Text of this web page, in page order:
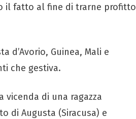
il fatto al fine di trarne profitto
d’Avorio, Guinea, Mali e
che gestiva.
vicenda di una ragazza
di Augusta (Siracusa) e